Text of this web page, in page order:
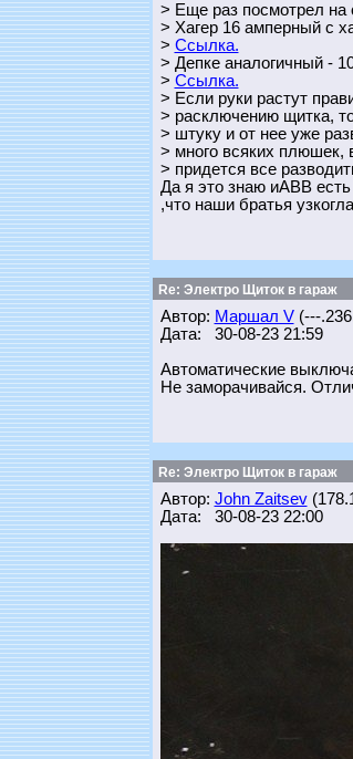
> Еще раз посмотрел на
> Хагер 16 амперный с
> Ссылка.
> Депке аналогичный -
> Ссылка.
> Если руки растут
> расключению щитка,
> штуку и от нее уже
> много всяких плюшек,
> придется все
Да я это знаю иABB
,что наши братья
Re: Электро Щиток в гараж
Автор: Маршал V(---
Дата: 30-08-23 21:59
Автоматические
Не заморачивайся.
Re: Электро Щиток в гараж
Автор: John Zaitsev
Дата: 30-08-23 22:00